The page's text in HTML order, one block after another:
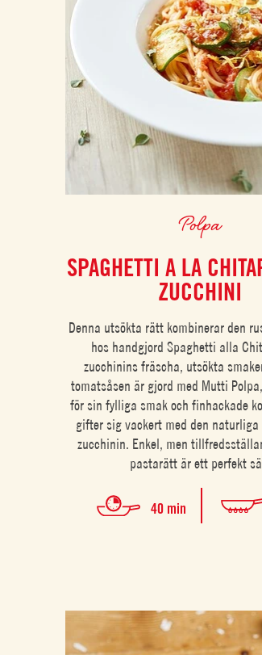
Polpa
SPAGHETTI A LA
ZUCCHINI
Denna utsökta rätt kombinerar den
hos handgjord Spaghetti alla
zucchinins fräscha, utsökta
tomatsåsen är gjord med Mutti
för sin fylliga smak och finhackade
gifter sig vackert med den
zucchinin. Enkel, men
pastarätt är ett perfekt
40 min